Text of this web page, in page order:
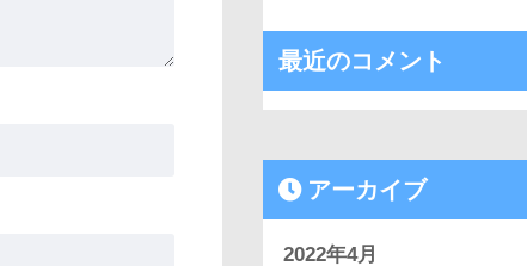
最近のコメント
アーカイブ
2022年4月